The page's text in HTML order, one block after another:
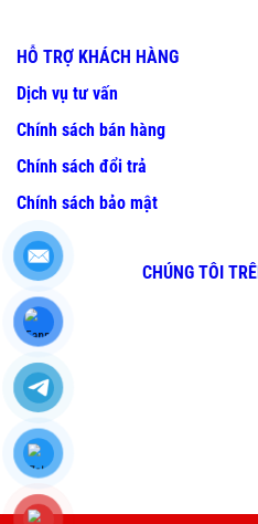
HỖ TRỢ KHÁCH HÀNG
Dịch vụ tư vấn
Chính sách bán hàng
Chính sách đổi trả
Chính sách bảo mật
CHÚNG TÔI